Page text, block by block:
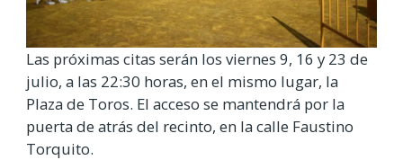
Las próximas citas serán los viernes 9, 16 y 23 de
julio, a las 22:30 horas, en el mismo lugar, la
Plaza de Toros. El acceso se mantendrá por la
puerta de atrás del recinto, en la calle Faustino
Torquito.